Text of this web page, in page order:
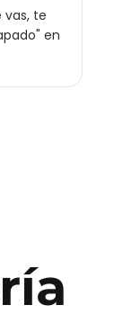
vas, te
en